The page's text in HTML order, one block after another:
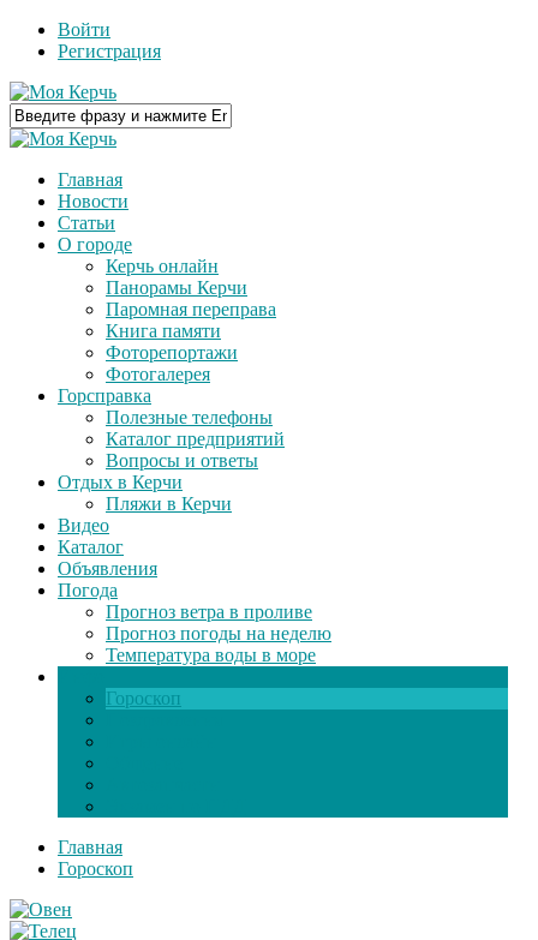
Войти
Регистрация
Главная
Новости
Статьи
О городе
Керчь онлайн
Панорамы Керчи
Паромная переправа
Книга памяти
Фоторепортажи
Фотогалерея
Горсправка
Полезные телефоны
Каталог предприятий
Вопросы и ответы
Отдых в Керчи
Пляжи в Керчи
Видео
Каталог
Объявления
Погода
Прогноз ветра в проливе
Прогноз погоды на неделю
Температура воды в море
Гороскоп
Главная
Гороскоп